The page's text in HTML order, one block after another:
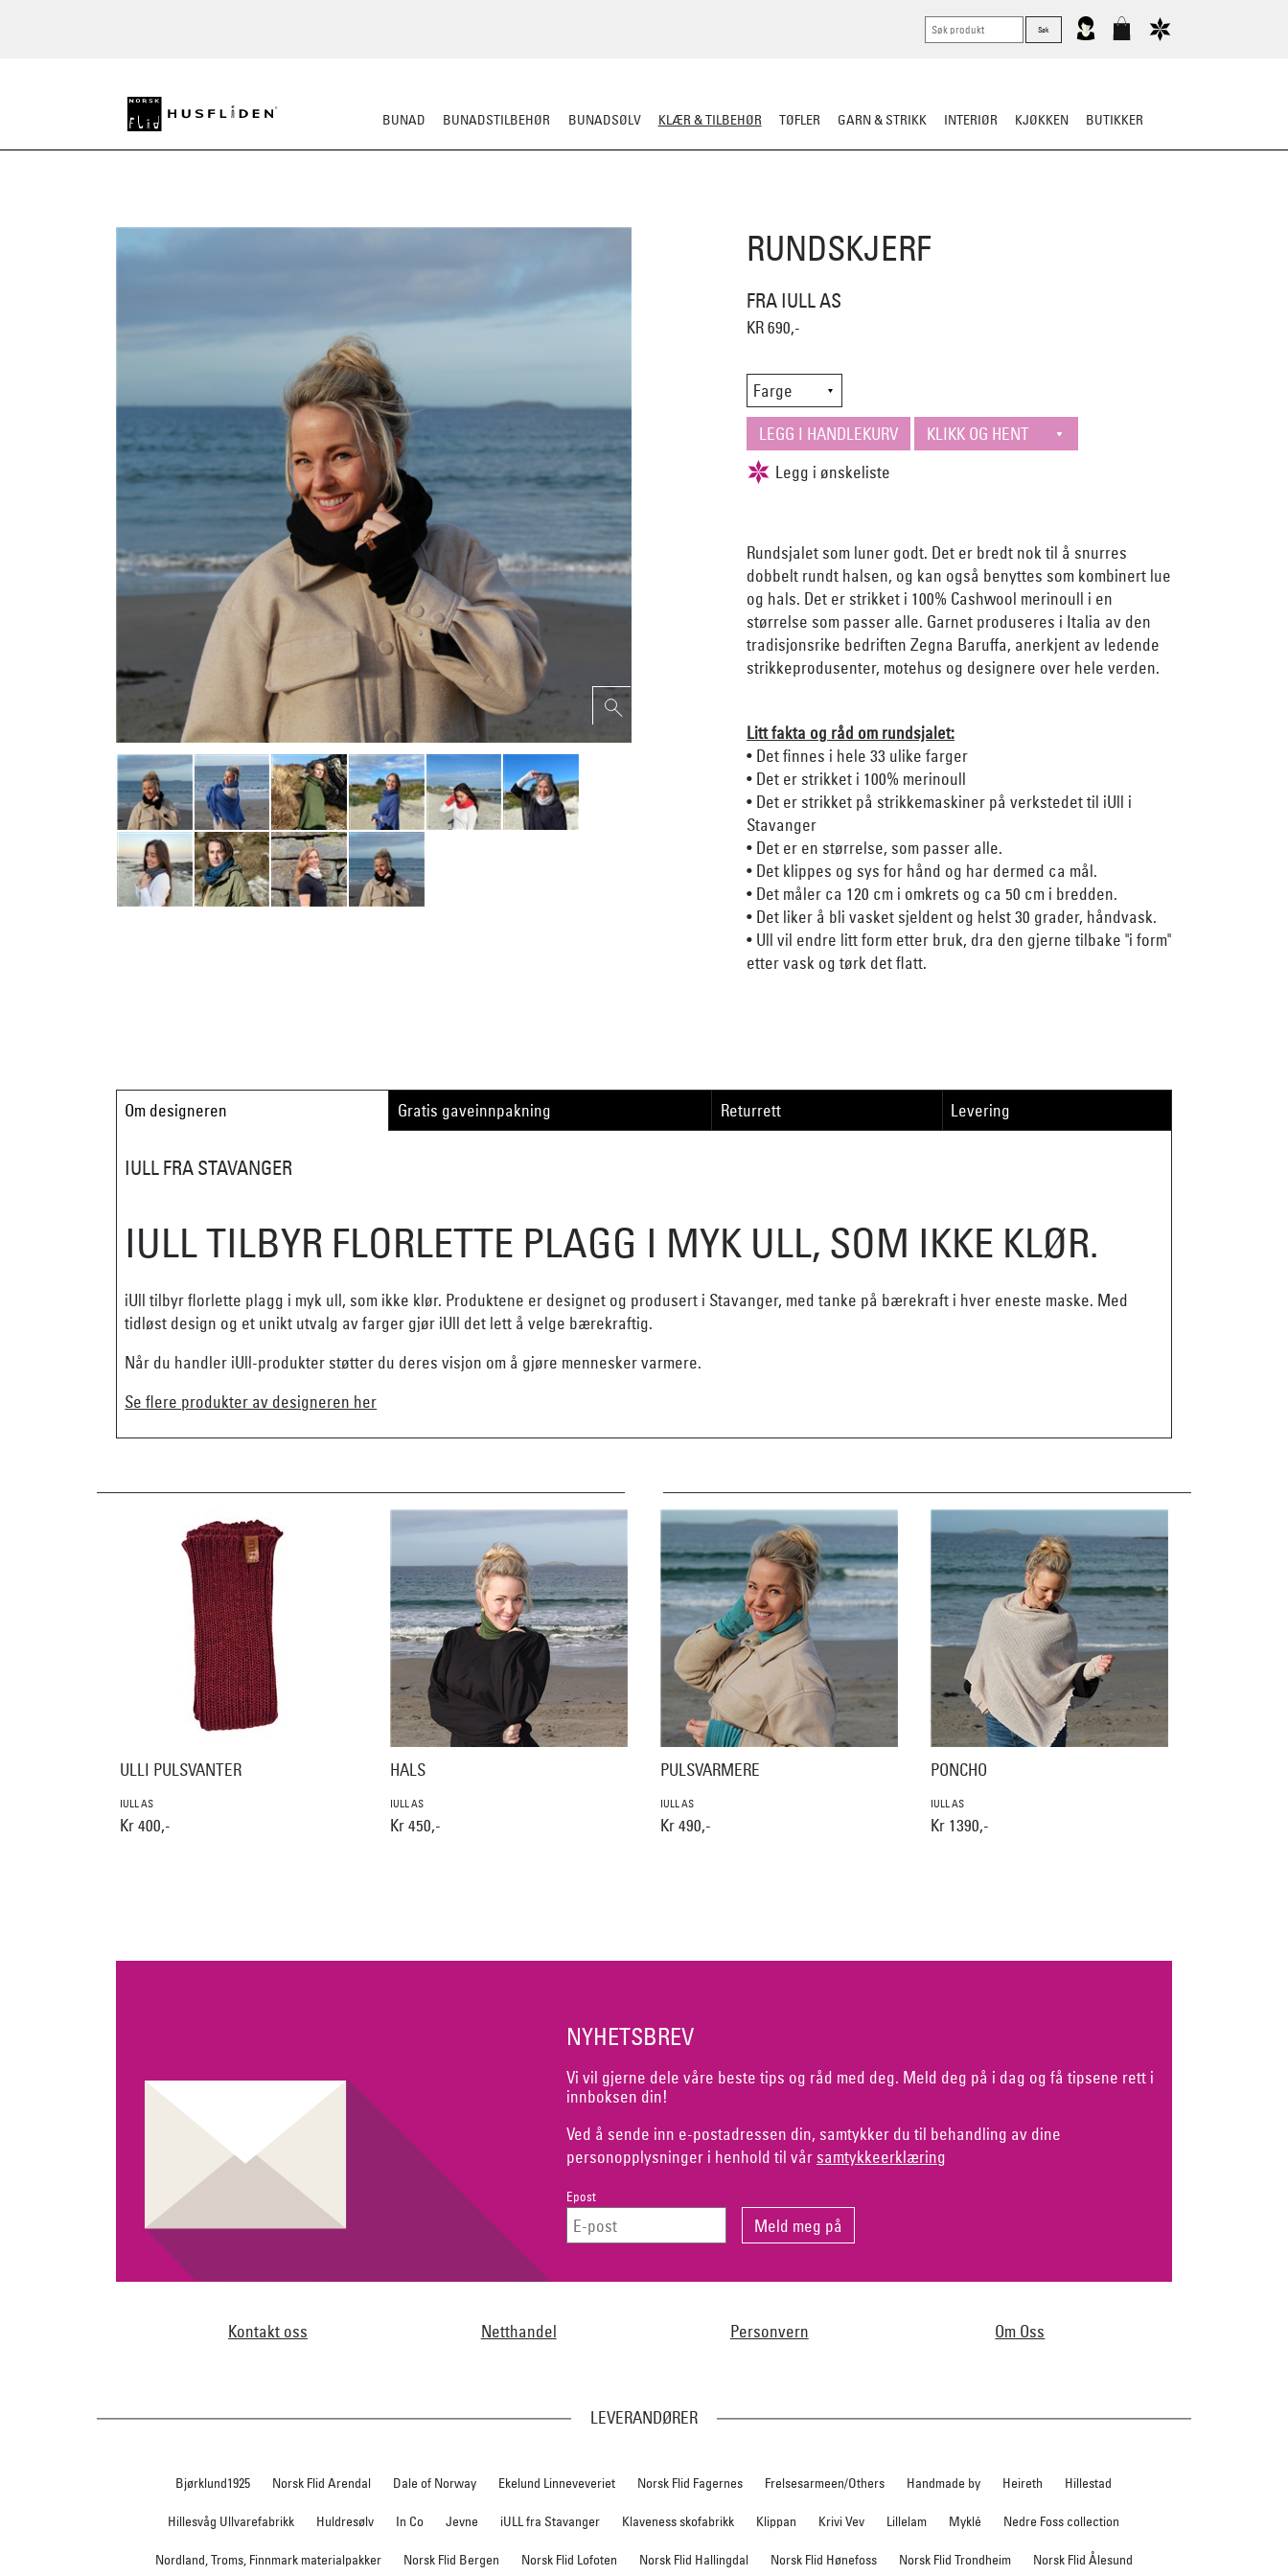
BUNAD BUNADSTILBEHØR BUNADSØLV KLÆR & TILBEHØR TØFLER GARN & STRIKK INTERIØR KJØKKEN BUTIKKER
RUNDSKJERF
FRA IULL AS
KR 690,-
Rundsjalet som luner godt. Det er bredt nok til å snurres
dobbelt rundt halsen, og kan også benyttes som kombinert lue
og hals. Det er strikket i 100% Cashwool merinoull i en
størrelse som passer alle. Garnet produseres i Italia av den
tradisjonsrike bedriften Zegna Baruffa, anerkjent av ledende
strikkeprodusenter, motehus og designere over hele verden.
Litt fakta og råd om rundsjalet:
• Det finnes i hele 33 ulike farger
• Det er strikket i 100% merinoull
• Det er strikket på strikkemaskiner på verkstedet til iUll i
Stavanger
• Det er en størrelse, som passer alle.
• Det klippes og sys for hånd og har dermed ca mål.
• Det måler ca 120 cm i omkrets og ca 50 cm i bredden.
• Det liker å bli vasket sjeldent og helst 30 grader, håndvask.
• Ull vil endre litt form etter bruk, dra den gjerne tilbake "i form"
etter vask og tørk det flatt.
Om designeren Gratis gaveinnpakning Returrett Levering
IULL FRA STAVANGER
IULL TILBYR FLORLETTE PLAGG I MYK ULL, SOM IKKE KLØR.
iUll tilbyr florlette plagg i myk ull, som ikke klør. Produktene er designet og produsert i Stavanger, med tanke på bærekraft i hver eneste maske. Med
tidløst design og et unikt utvalg av farger gjør iUll det lett å velge bærekraftig.
Når du handler iUll-produkter støtter du deres visjon om å gjøre mennesker varmere.
Se flere produkter av designeren her
ULLI PULSVANTER
IULL AS
Kr 400,-
HALS
IULL AS
Kr 450,-
PULSVARMERE
IULL AS
Kr 490,-
PONCHO
IULL AS
Kr 1390,-
NYHETSBREV
Vi vil gjerne dele våre beste tips og råd med deg. Meld deg på i dag og få tipsene rett i
innboksen din!
Ved å sende inn e-postadressen din, samtykker du til behandling av dine
personopplysninger i henhold til vår samtykkeerklæring
Epost
Kontakt oss Netthandel Personvern Om Oss
LEVERANDØRER
Bjørklund1925 Norsk Flid Arendal Dale of Norway Ekelund Linneveveriet Norsk Flid Fagernes Frelsesarmeen/Others Handmade by Heireth Hillestad
Hillesvåg Ullvarefabrikk Huldresølv In Co Jevne iULL fra Stavanger Klaveness skofabrikk Klippan Krivi Vev Lillelam Myklé Nedre Foss collection
Nordland, Troms, Finnmark materialpakker Norsk Flid Bergen Norsk Flid Lofoten Norsk Flid Hallingdal Norsk Flid Hønefoss Norsk Flid Trondheim Norsk Flid Ålesund